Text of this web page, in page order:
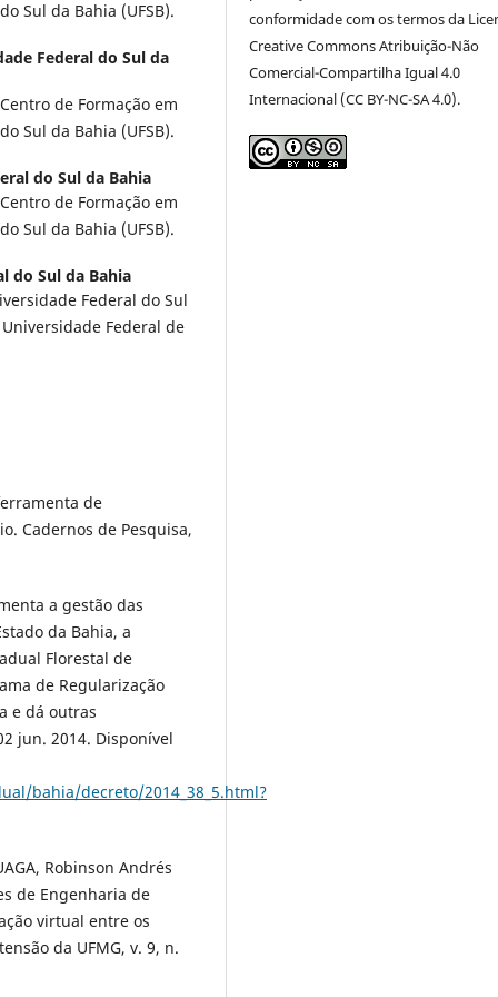
Sul da Bahia (UFSB).
Federal do Sul da
de Formação em
Sul da Bahia (UFSB).
do Sul da Bahia
de Formação em
Sul da Bahia (UFSB).
do Sul da Bahia
Federal do Sul
Federal de
de
Cadernos de Pesquisa,
a gestão das
da Bahia, a
Florestal de
de Regularização
e dá outras
jun. 2014. Disponível
bahia/decreto/2014_38_5.html?
Robinson Andrés
de Engenharia de
virtual entre os
da UFMG, v. 9, n.
conformidade com os termos da
Creative Commons Atribuição-Não
Comercial-Compartilha Igual 4.0
Internacional (CC BY-NC-SA 4.0).